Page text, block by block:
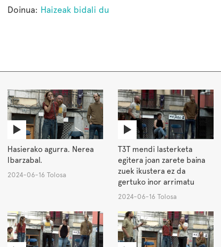
Doinua: Haizeak bidali du
Hasierako agurra. Nerea
Ibarzabal.
2024-06-16 Tolosa
T3T mendi lasterketa
egitera joan zarete baina
zuek ikustera ez da
gertuko inor arrimatu
2024-06-16 Tolosa